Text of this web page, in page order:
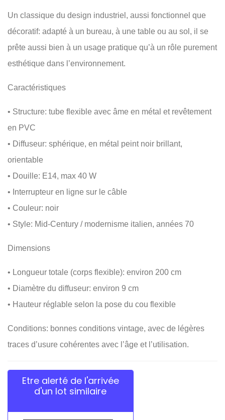
Un classique du design industriel, aussi fonctionnel que
décoratif: adapté à un bureau, à une table ou au sol, il se
prête aussi bien à un usage pratique qu’à un rôle purement
esthétique dans l’environnement.
Caractéristiques
• Structure: tube flexible avec âme en métal et revêtement
en PVC
• Diffuseur: sphérique, en métal peint noir brillant,
orientable
• Douille: E14, max 40 W
• Interrupteur en ligne sur le câble
• Couleur: noir
• Style: Mid-Century / modernisme italien, années 70
Dimensions
• Longueur totale (corps flexible): environ 200 cm
• Diamètre du diffuseur: environ 9 cm
• Hauteur réglable selon la pose du cou flexible
Conditions: bonnes conditions vintage, avec de légères
traces d’usure cohérentes avec l’âge et l’utilisation.
Etre alerté de l'arrivée
d'un lot similaire